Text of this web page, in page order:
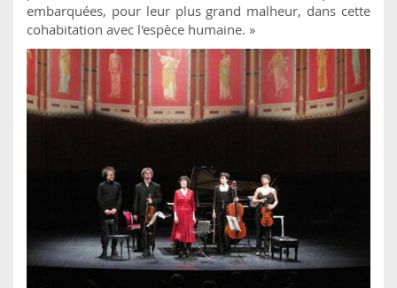
embarquées, pour leur plus grand malheur, dans cette
cohabitation avec l'espèce humaine. »